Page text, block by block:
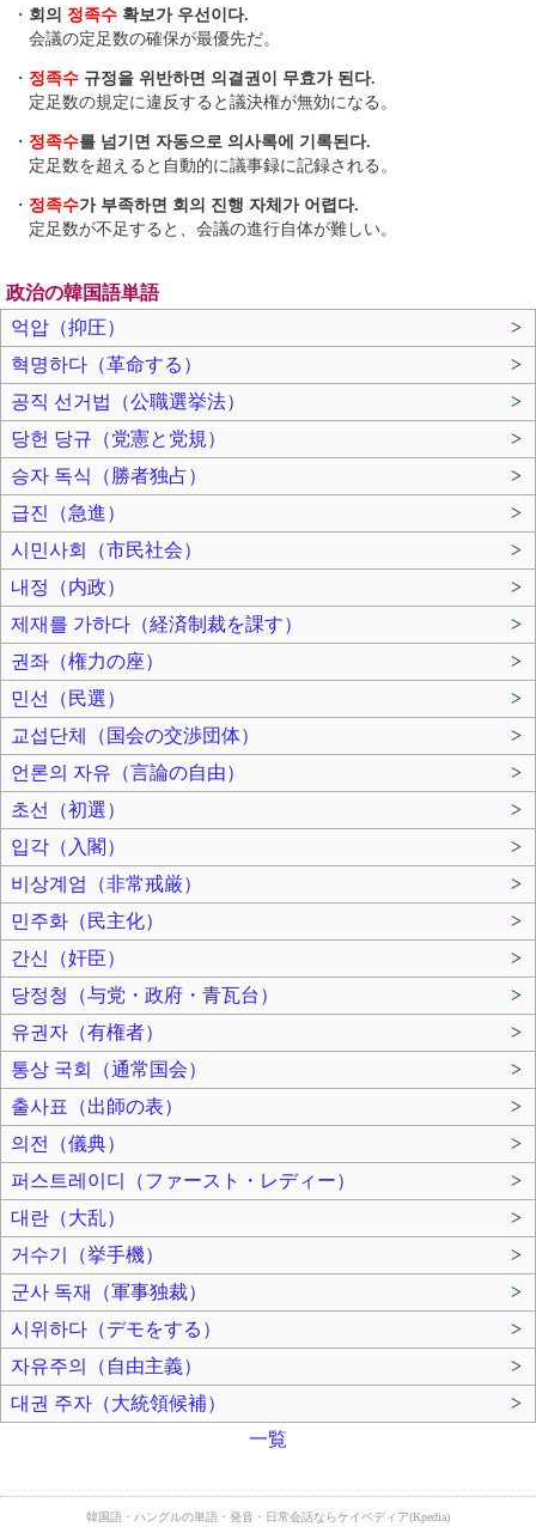
・ 회의 정족수 확보가 우선이다.
会議の定足数の確保が最優先だ。
・ 정족수 규정을 위반하면 의결권이 무효가 된다.
定足数の規定に違反すると議決権が無効になる。
・ 정족수를 넘기면 자동으로 의사록에 기록된다.
定足数を超えると自動的に議事録に記録される。
・ 정족수가 부족하면 회의 진행 자체가 어렵다.
定足数が不足すると、会議の進行自体が難しい。
政治の韓国語単語
억압（抑圧）
>
혁명하다（革命する）
>
공직 선거법（公職選挙法）
>
당헌 당규（党憲と党規）
>
승자 독식（勝者独占）
>
급진（急進）
>
시민사회（市民社会）
>
내정（内政）
>
제재를 가하다（経済制裁を課す）
>
권좌（権力の座）
>
민선（民選）
>
교섭단체（国会の交渉団体）
>
언론의 자유（言論の自由）
>
초선（初選）
>
입각（入閣）
>
비상계엄（非常戒厳）
>
민주화（民主化）
>
간신（奸臣）
>
당정청（与党・政府・青瓦台）
>
유권자（有権者）
>
통상 국회（通常国会）
>
출사표（出師の表）
>
의전（儀典）
>
퍼스트레이디（ファースト・レディー）
>
대란（大乱）
>
거수기（挙手機）
>
군사 독재（軍事独裁）
>
시위하다（デモをする）
>
자유주의（自由主義）
>
대권 주자（大統領候補）
>
一覧
韓国語・ハングルの単語・発音・日常会話ならケイペディア(Kpedia)